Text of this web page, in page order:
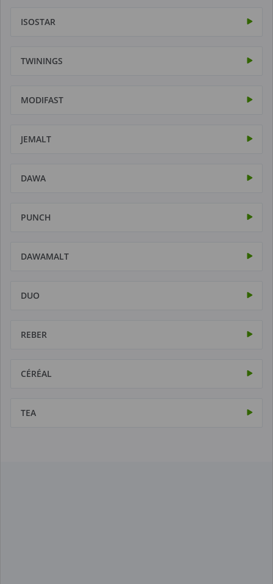
ISOSTAR
TWININGS
MODIFAST
JEMALT
DAWA
PUNCH
DAWAMALT
DUO
REBER
CÉRÉAL
TEA